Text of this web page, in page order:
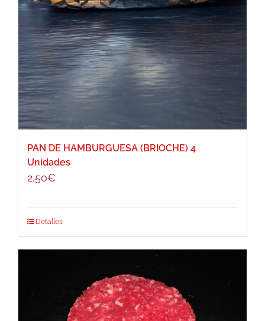
PAN DE HAMBURGUESA (BRIOCHE) 4
Unidades
2,50€
Detalles